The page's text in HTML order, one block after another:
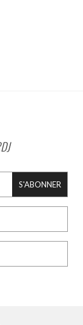
S'ABONNER